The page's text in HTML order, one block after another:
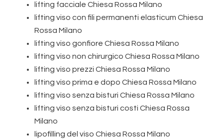
lifting facciale Chiesa Rossa Milano
lifting viso con fili permanenti elasticum Chiesa
Rossa Milano
lifting viso gonfiore Chiesa Rossa Milano
lifting viso non chirurgico Chiesa Rossa Milano
lifting viso prezzi Chiesa Rossa Milano
lifting viso prima e dopo Chiesa Rossa Milano
lifting viso senza bisturi Chiesa Rossa Milano
lifting viso senza bisturi costi Chiesa Rossa
Milano
lipofilling del viso Chiesa Rossa Milano